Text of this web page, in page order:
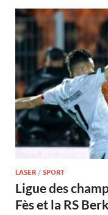
LASER / SPORT
Ligue des
Fès et la RS